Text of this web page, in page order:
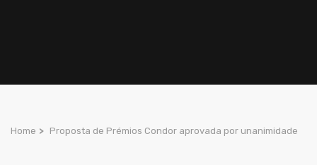
Home > Proposta de Prémios Condor aprovada por unanimidade